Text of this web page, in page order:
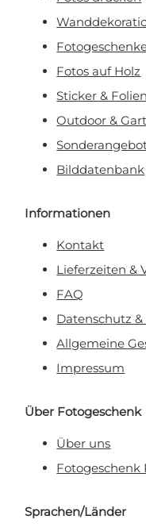
Fotos auf Holz
Sticker & Folien
Outdoor &
Bilddatenbank
Informationen
Kontakt
Lieferzeiten &
FAQ
Datenschutz &
Allgemeine
Impressum
Über Fotogeschenk
Über uns
Fotogeschenk
Sprachen/Länder